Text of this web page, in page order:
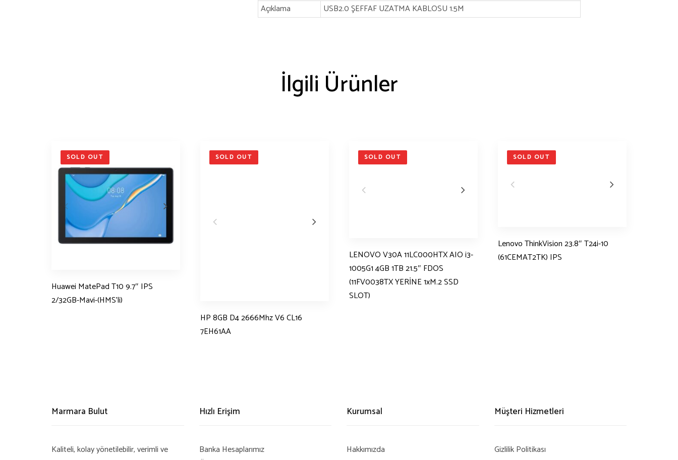
Açıklama
USB2.0 ŞEFFAF UZATMA KABLOSU 1.5M
İlgili Ürünler
SOLD OUT
Huawei MatePad T10 9.7″ IPS
2/32GB-Mavi-(HMS’li)
SOLD OUT
HP 8GB D4 2666Mhz V6 CL16
7EH61AA
SOLD OUT
LENOVO V30A 11LC000HTX AIO i3-
1005G1 4GB 1TB 21.5″ FDOS
(11FV0038TX YERİNE 1xM.2 SSD
SLOT)
SOLD OUT
Lenovo ThinkVision 23.8″ T24i-10
(61CEMAT2TK) IPS
Marmara Bulut
Kaliteli, kolay yönetilebilir, verimli ve
Hızlı Erişim
Banka Hesaplarımız
Kurumsal
Hakkımızda
Müşteri Hizmetleri
Gizlilik Politikası